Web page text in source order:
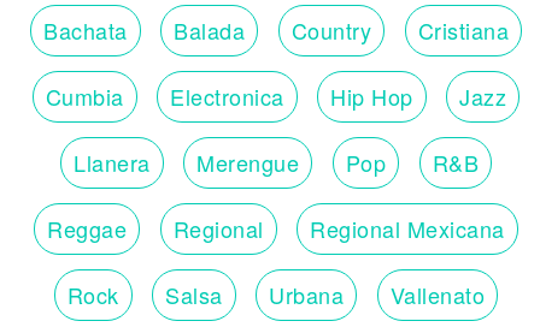
Bachata Balada Country Cristiana
Cumbia Electronica Hip Hop Jazz
Llanera Merengue Pop R&B
Reggae Regional Regional Mexicana
Rock Salsa Urbana Vallenato